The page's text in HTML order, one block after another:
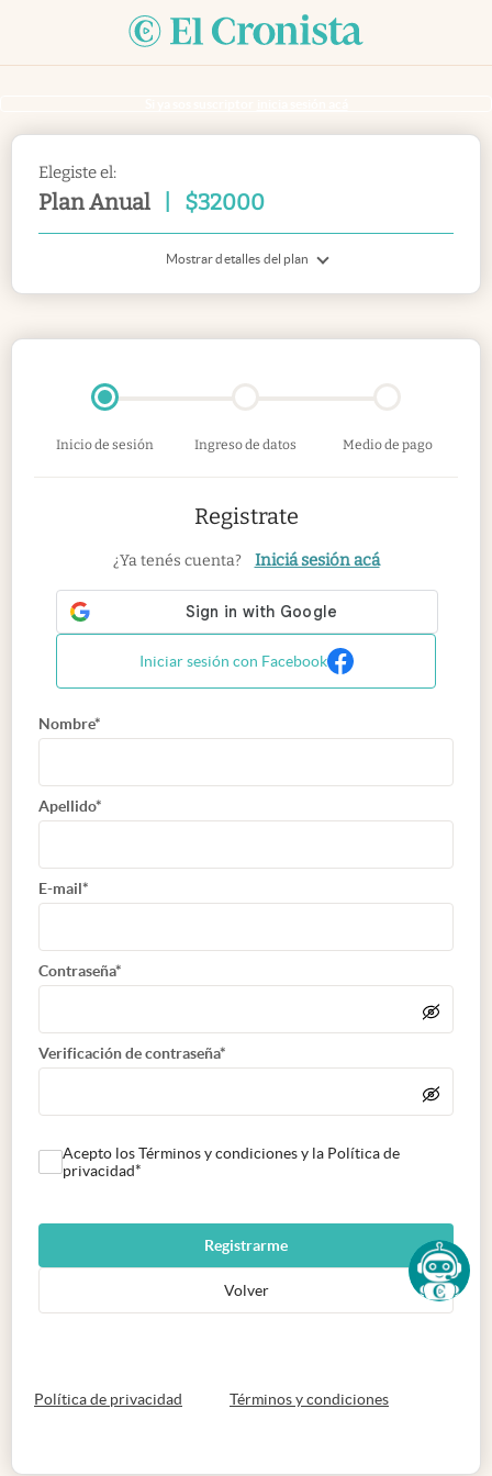
Elegiste el:
Plan Anual $32000
Mostrar detalles del plan
Inicio de sesión Ingreso de datos Medio de pago
Registrate
¿Ya tenés cuenta? Iniciá sesión acá
Iniciar sesión con Facebook
Nombre*
Apellido*
E-mail*
Contraseña*
Verificación de contraseña*
Acepto los Términos y condiciones y la Política de
privacidad*
Registrarme
Volver
Política de privacidad abre en nueva pestaña
Términos y condicionesabre en nueva